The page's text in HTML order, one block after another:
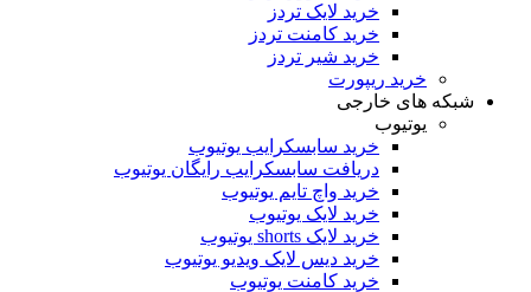
خرید لایک تردز
خرید کامنت تردز
خرید شیر تردز
خرید ریپورت
های خارجی
یوتیوب
خرید سابسکرایب یوتیوب
دریافت سابسکرایب رایگان یوتیوب
خرید واچ تایم یوتیوب
خرید لایک یوتیوب
خرید لایک shorts یوتیوب
خرید دیس لایک ویدیو یوتیوب
خرید کامنت یوتیوب